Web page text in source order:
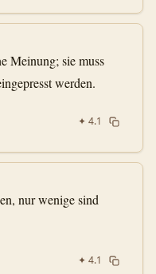
Meinung; sie muss
werden.
✦ 4.1
nur wenige sind
✦ 4.1